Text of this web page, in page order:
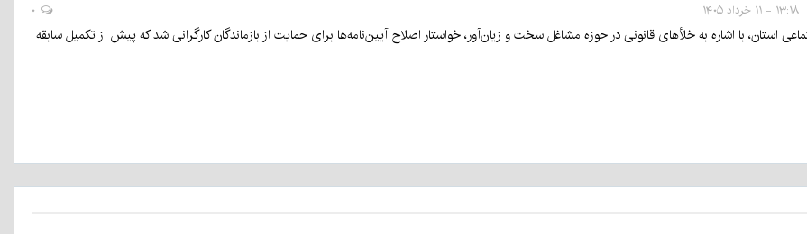
۱۳:۱۸ - ۱۱ خرداد ۱۴۰۵
استان، با اشاره به خلأهای قانونی در حوزه مشاغل سخت و زیان‌آور، خواستار اصلاح آیین‌نامه‌ها برای حمایت از بازماندگان کارگرانی شد که پیش از تکمیل سابقه